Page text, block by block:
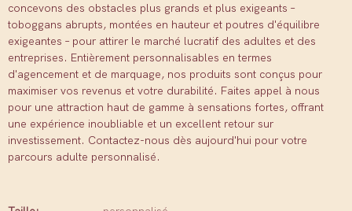
concevons des obstacles plus grands et plus exigeants –
toboggans abrupts, montées en hauteur et poutres d'équilibre
exigeantes – pour attirer le marché lucratif des adultes et des
entreprises. Entièrement personnalisables en termes
d'agencement et de marquage, nos produits sont conçus pour
maximiser vos revenus et votre durabilité. Faites appel à nous
pour une attraction haut de gamme à sensations fortes, offrant
une expérience inoubliable et un excellent retour sur
investissement. Contactez-nous dès aujourd'hui pour votre
parcours adulte personnalisé.